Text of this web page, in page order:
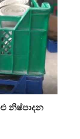
නිෂ්පාදන